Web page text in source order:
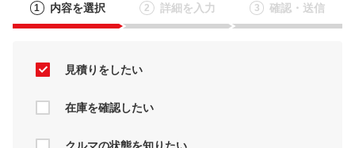
1 内容を選択 2 詳細を入力 3 確認・送信
見積りをしたい
在庫を確認したい